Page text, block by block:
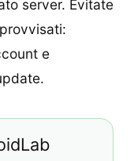
server. Evitate
e